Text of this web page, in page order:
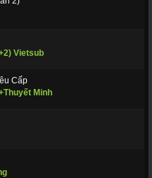
Vietsub
Cấp
Minh